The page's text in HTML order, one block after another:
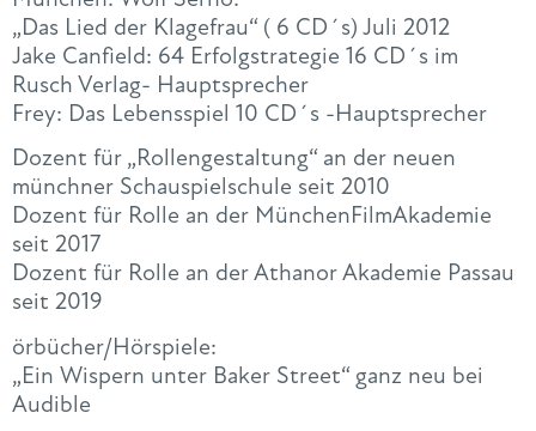
„Das Lied der Klagefrau“ ( 6 CD´s) Juli 2012
Jake Canfield: 64 Erfolgstrategie 16 CD´s im
Rusch Verlag- Hauptsprecher
Frey: Das Lebensspiel 10 CD´s -Hauptsprecher
Dozent für „Rollengestaltung“ an der neuen
münchner Schauspielschule seit 2010
Dozent für Rolle an der MünchenFilmAkademie
seit 2017
Dozent für Rolle an der Athanor Akademie Passau
seit 2019
örbücher/Hörspiele:
„Ein Wispern unter Baker Street“ ganz neu bei
Audible